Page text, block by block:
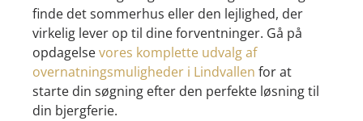
finde det sommerhus eller den lejlighed, der
virkelig lever op til dine forventninger. Gå på
opdagelsevores komplette udvalg af
overnatningsmuligheder i Lindvallen for at
starte din søgning efter den perfekte løsning til
din bjergferie.